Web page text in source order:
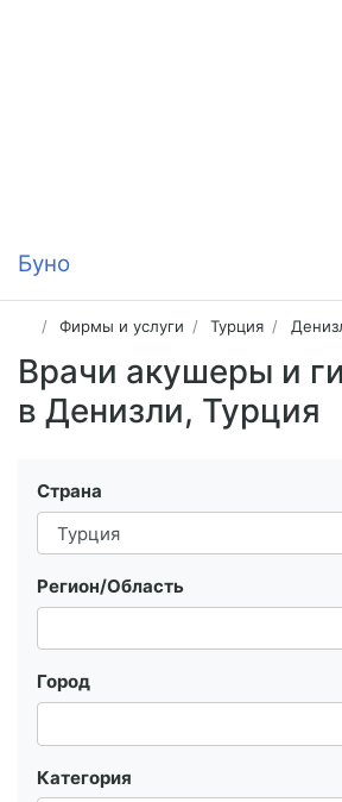
Буно
Фирмы и услуги Турция
Врачи акушеры и
в Денизли, Турция
Страна
Регион/Область
Город
Категория